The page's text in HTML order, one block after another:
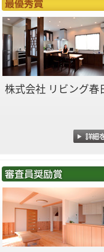
株式会社 リビング春